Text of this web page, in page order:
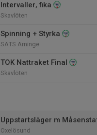
Intervaller, fika
Skavlöten
Spinning + Styrka
SATS Arninge
TOK Nattraket Final
Skavlöten
Uppstartsläger m
Oxelösund